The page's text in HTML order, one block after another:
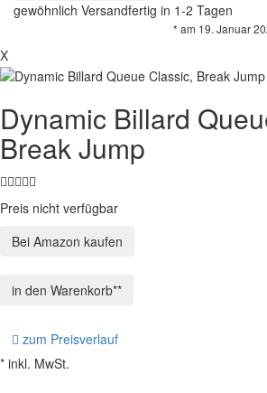
gewöhnlich Versandfertig in 1-2 Tagen
* am 19. Januar
X
Dynamic Billard
Break Jump
Preis nicht verfügbar
Bei Amazon kaufen
zum Preisverlauf
* inkl. MwSt.